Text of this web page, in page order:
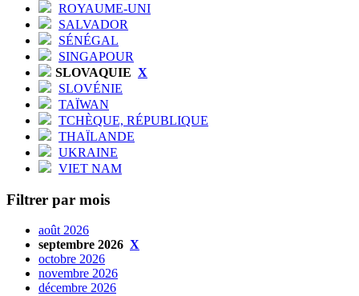
ROYAUME-UNI
SALVADOR
SÉNÉGAL
SINGAPOUR
SLOVAQUIE X
SLOVÉNIE
TAÏWAN
TCHÈQUE, RÉPUBLIQUE
THAÏLANDE
UKRAINE
VIET NAM
Filtrer par mois
août 2026
septembre 2026 X
octobre 2026
novembre 2026
décembre 2026